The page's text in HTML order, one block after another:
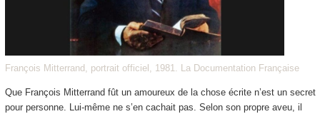
François Mitterrand, portrait officiel, 1981. La Documentation Française
Que François Mitterrand fût un amoureux de la chose écrite n’est un secret
pour personne. Lui-même ne s’en cachait pas. Selon son propre aveu, il